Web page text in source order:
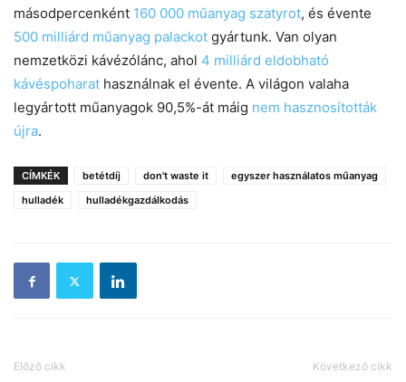
másodpercenként 160 000 műanyag szatyrot, és évente
500 milliárd műanyag palackot gyártunk. Van olyan
nemzetközi kávézólánc, ahol 4 milliárd eldobható
kávéspoharat használnak el évente. A világon valaha
legyártott műanyagok 90,5%-át máig nem hasznosították
újra.
CÍMKÉK betétdíj don't waste it
egyszer használatos műanyag
hulladék
hulladékgazdálkodás
Előző cikk Következő cikk